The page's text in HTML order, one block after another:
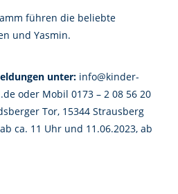
führen die beliebte
und Yasmin.
unter: info@kinder-
oder Mobil 0173 – 2 08 56 20
Tor, 15344 Strausberg
ca. 11 Uhr und 11.06.2023, ab